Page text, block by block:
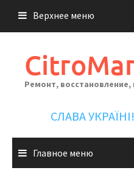
содержимому
Верхнее меню
Ремонт, восстановление,
СЛАВА УКРАЇНІ!
Главное меню